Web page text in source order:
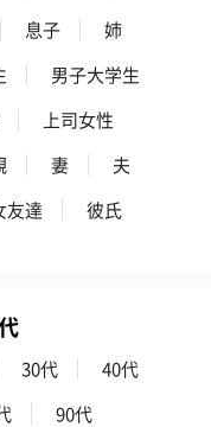
息子
姉
男子大学生
上司女性
妻
夫
友達 彼氏
30代
40代
90代